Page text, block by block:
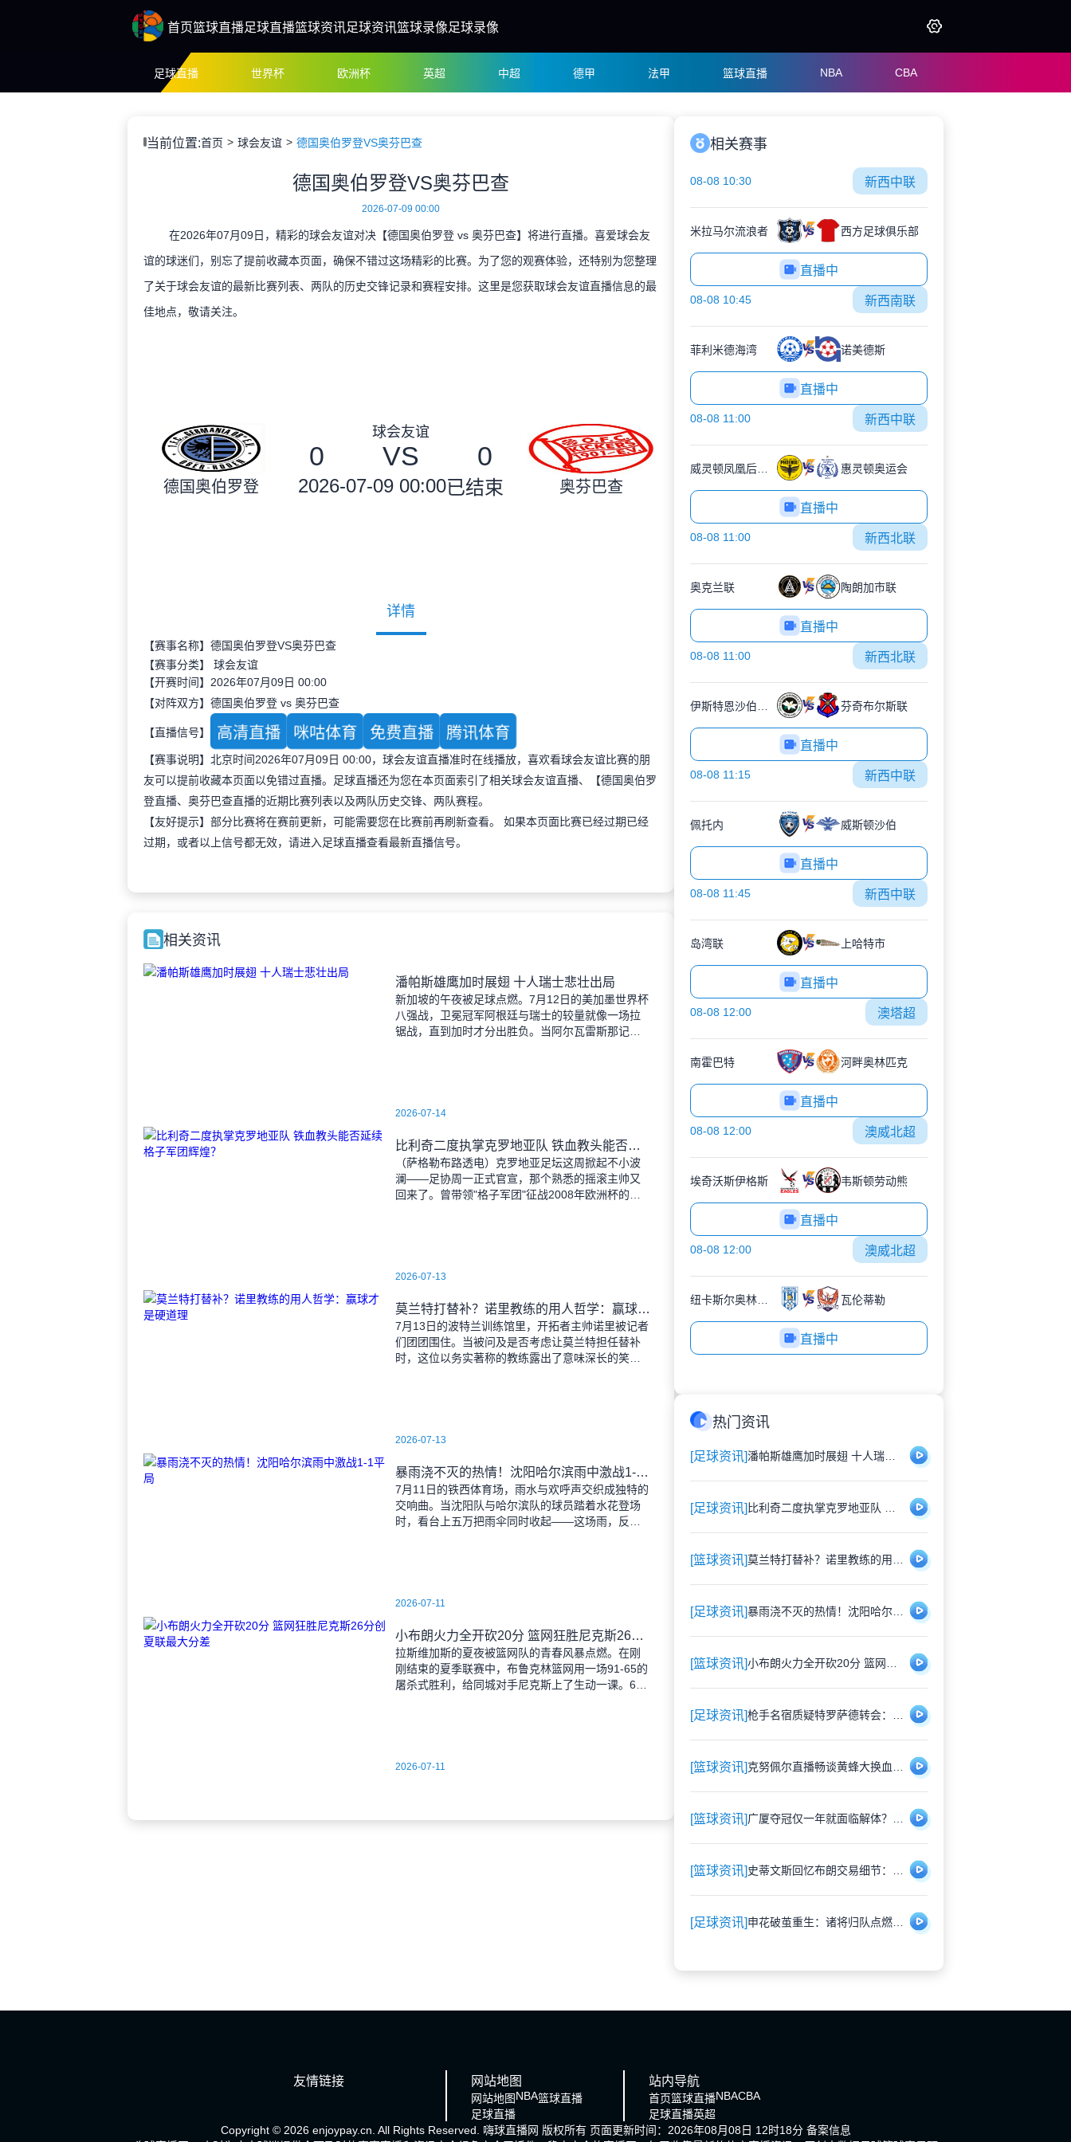
首页篮球直播足球直播篮球资讯足球资讯篮球录像足球录像
足球直播 世界杯 欧洲杯 英超 中超 德甲 法甲 篮球直播 NBA CBA
当前位置:首页 球会友谊 德国奥伯罗登VS奥芬巴查
德国奥伯罗登VS奥芬巴查
2026-07-09 00:00
在2026年07月09日，精彩的球会友谊对决【德国奥伯罗登 vs 奥芬巴查】将进行直播。喜爱球会友
谊的球迷们，别忘了提前收藏本页面，确保不错过这场精彩的比赛。为了您的观赛体验，还特别为您整理
了关于球会友谊的最新比赛列表、两队的历史交锋记录和赛程安排。这里是您获取球会友谊直播信息的最
佳地点，敬请关注。
德国奥伯罗登
球会友谊
0 VS 0
2026-07-09 00:00已结束 奥芬巴查
详情
【赛事名称】德国奥伯罗登VS奥芬巴查
【赛事分类】 球会友谊
【开赛时间】2026年07月09日 00:00
【对阵双方】德国奥伯罗登 vs 奥芬巴查
【直播信号】 高清直播 咪咕体育 免费直播 腾讯体育
【赛事说明】北京时间2026年07月09日 00:00，球会友谊直播准时在线播放，喜欢看球会友谊比赛的朋
友可以提前收藏本页面以免错过直播。足球直播还为您在本页面索引了相关球会友谊直播、【德国奥伯罗
登直播、奥芬巴查直播的近期比赛列表以及两队历史交锋、两队赛程。
【友好提示】部分比赛将在赛前更新，可能需要您在比赛前再刷新查看。 如果本页面比赛已经过期已经
过期，或者以上信号都无效，请进入足球直播查看最新直播信号。
相关资讯
潘帕斯雄鹰加时展翅 十人瑞士悲壮出局
新加坡的午夜被足球点燃。7月12日的美加墨世界杯
八强战，卫冕冠军阿根廷与瑞士的较量就像一场拉
锯战，直到加时才分出胜负。当阿尔瓦雷斯那记弧
2026-07-14
比利奇二度执掌克罗地亚队 铁血教头能否延续格子军团辉煌？
（萨格勒布路透电）克罗地亚足坛这周掀起不小波
澜——足协周一正式官宣，那个熟悉的摇滚主帅又
回来了。曾带领"格子军团"征战2008年欧洲杯的比
2026-07-13
莫兰特打替补？诺里教练的用人哲学：赢球才是硬道理
7月13日的波特兰训练馆里，开拓者主帅诺里被记者
们团团围住。当被问及是否考虑让莫兰特担任替补
时，这位以务实著称的教练露出了意味深长的笑
2026-07-13
暴雨浇不灭的热情！沈阳哈尔滨雨中激战1-1平局
7月11日的铁西体育场，雨水与欢呼声交织成独特的
交响曲。当沈阳队与哈尔滨队的球员踏着水花登场
时，看台上五万把雨伞同时收起——这场雨，反倒
2026-07-11
小布朗火力全开砍20分 篮网狂胜尼克斯26分创夏联最大分差
拉斯维加斯的夏夜被篮网队的青春风暴点燃。在刚
刚结束的夏季联赛中，布鲁克林篮网用一场91-65的
屠杀式胜利，给同城对手尼克斯上了生动一课。6号
2026-07-11
相关赛事
08-08 10:30 新西中联
米拉马尔流浪者 西方足球俱乐部
直播中
08-08 10:45 新西南联
菲利米德海湾 诺美德斯
直播中
08-08 11:00 新西中联
惠灵顿奥运会
直播中
08-08 11:00 新西北联
奥克兰联 陶朗加市联
直播中
08-08 11:00 新西北联
芬奇布尔斯联
直播中
08-08 11:15 新西中联
佩托内 威斯顿沙伯
直播中
08-08 11:45 新西中联
岛湾联 上哈特市
直播中
08-08 12:00 澳塔超
南霍巴特 河畔奥林匹克
直播中
08-08 12:00 澳威北超
埃奇沃斯伊格斯 韦斯顿劳动熊
直播中
08-08 12:00 澳威北超
瓦伦蒂勒
直播中
热门资讯
[足球资讯]
[足球资讯]
[篮球资讯]
[足球资讯]
[篮球资讯]
[足球资讯]
[篮球资讯]
[篮球资讯]
[篮球资讯]
[足球资讯]
友情链接 网站地图
网站地图NBA篮球直播
足球直播
站内导航
首页篮球直播NBACBA
足球直播英超
Copyright © 2026 enjoypay.cn. All Rights Reserved. 嗨球直播网 版权所有 页面更新时间：2026年08月08日 12时18分 备案信息